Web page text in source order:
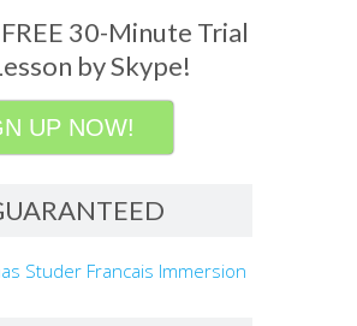
30-Minute Trial
by Skype!
UP NOW!